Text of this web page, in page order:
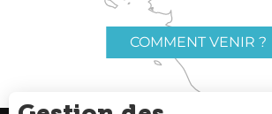
COMMENT VENIR ?